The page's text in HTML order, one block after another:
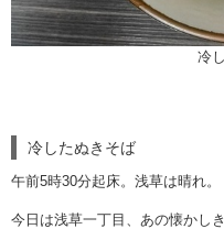
冷
冷したぬきそば
午前5時30分起床。浅草は晴れ。
今日は浅草一丁目、あの懐かし